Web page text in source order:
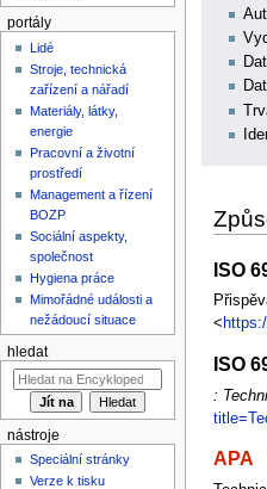
ISO
<
ISO
:
APA
portály
Lidé
Stroje, technická
zařízení a nářadí
Materiály, látky,
energie
Pracovní a životní
prostředí
Management a řízení
BOZP
Sociální aspekty,
společnost
Hygiena práce
Mimořádné události a
nežádoucí situace
hledat
nástroje
Speciální stránky
Verze k tisku